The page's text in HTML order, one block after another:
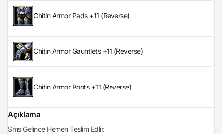
Chitin Armor Pads +11 (Reverse)
Chitin Armor Gauntlets +11 (Reverse)
Chitin Armor Boots +11 (Reverse)
Açıklama
Sms Gelince Hemen Teslim Edlir.